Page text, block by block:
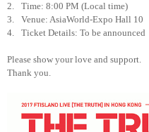
2.
Time: 8:00 PM (Local time)
3.
Venue: AsiaWorld-Expo Hall 10
4.
Ticket Details: To be announced
Please show your love and support.
Thank you.